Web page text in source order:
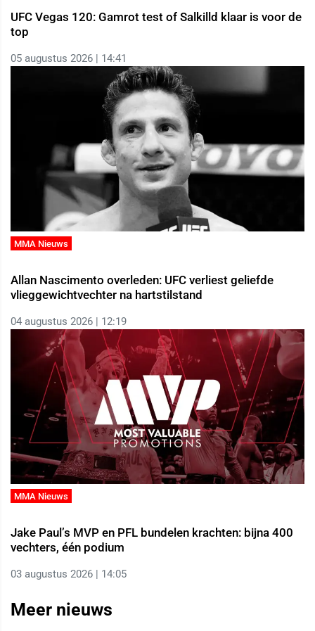
UFC Vegas 120: Gamrot test of Salkilld klaar is voor de
top
05 augustus 2026 | 14:41
MMA Nieuws
Allan Nascimento overleden: UFC verliest geliefde
vlieggewichtvechter na hartstilstand
04 augustus 2026 | 12:19
MMA Nieuws
Jake Paul’s MVP en PFL bundelen krachten: bijna 400
vechters, één podium
03 augustus 2026 | 14:05
Meer nieuws